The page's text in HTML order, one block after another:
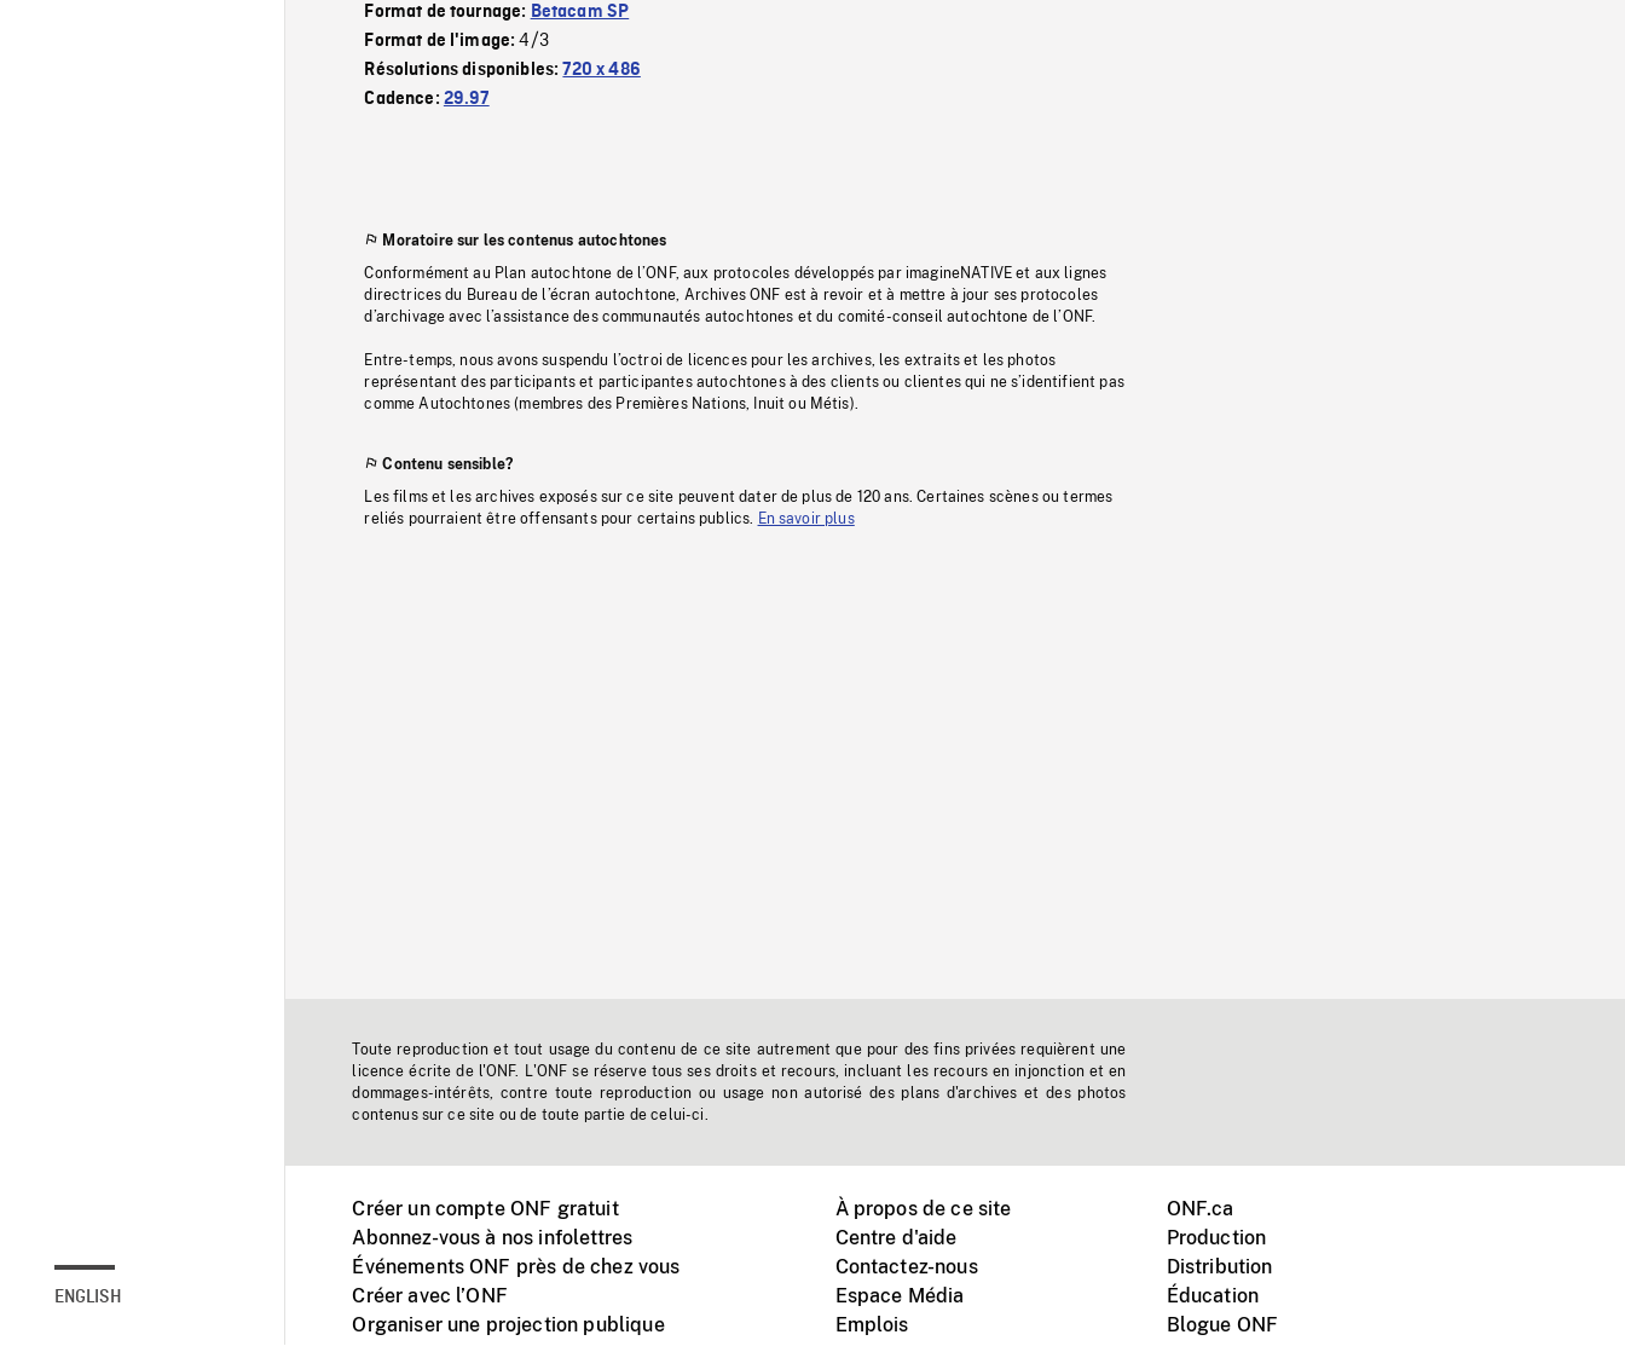
ENGLISH
Format de tournage: Betacam SP
Format de l'image:4/3
Résolutions disponibles:720 x 486
Cadence: 29.97
Moratoire sur les contenus autochtones
Conformément au Plan autochtone de l’ONF, aux protocoles développés par imagineNATIVE et aux lignes
directrices du Bureau de l’écran autochtone, Archives ONF est à revoir et à mettre à jour ses protocoles
d’archivage avec l’assistance des communautés autochtones et du comité-conseil autochtone de l’ONF.
Entre-temps, nous avons suspendu l’octroi de licences pour les archives, les extraits et les photos
représentant des participants et participantes autochtones à des clients ou clientes qui ne s’identifient pas
comme Autochtones (membres des Premières Nations, Inuit ou Métis).
Contenu sensible?
Les films et les archives exposés sur ce site peuvent dater de plus de 120 ans. Certaines scènes ou termes
reliés pourraient être offensants pour certains publics.
En savoir plus
Toute reproduction et tout usage du contenu de ce site autrement que pour des fins privées requièrent une
licence écrite de l'ONF. L'ONF se réserve tous ses droits et recours, incluant les recours en injonction et en
dommages-intérêts, contre toute reproduction ou usage non autorisé des plans d'archives et des photos
contenus sur ce site ou de toute partie de celui-ci.
Créer un compte ONF gratuit
Abonnez-vous à nos infolettres
Événements ONF près de chez vous
Créer avec l’ONF
Organiser une projection publique
À propos de ce site
Centre d'aide
Contactez-nous
Espace Média
Emplois
ONF.ca
Production
Distribution
Éducation
Blogue ONF